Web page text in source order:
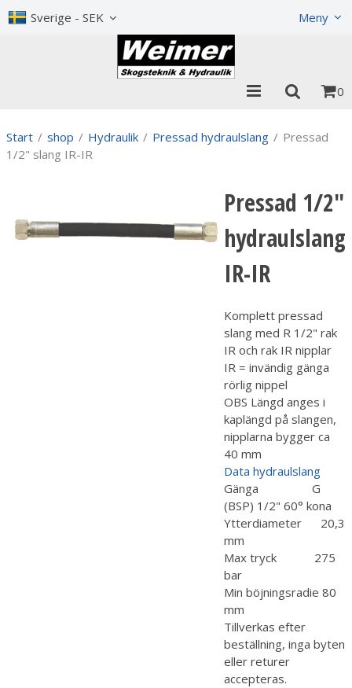
Sverige - SEK Meny
0
Start / shop / Hydraulik / Pressad hydraulslang / Pressad
1/2" slang IR-IR
Pressad 1/2"
hydraulslang
IR-IR
Komplett pressad
slang med R 1/2" rak
IR och rak IR nipplar
IR = invändig gänga
rörlig nippel
OBS Längd anges i
kaplängd på slangen,
nipplarna bygger ca
40 mm
Data hydraulslang
Gänga G
(BSP) 1/2" 60° kona
Ytterdiameter 20,3
mm
Max tryck 275
bar
Min böjningsradie 80
mm
Tillverkas efter
beställning, inga byten
eller returer
accepteras.